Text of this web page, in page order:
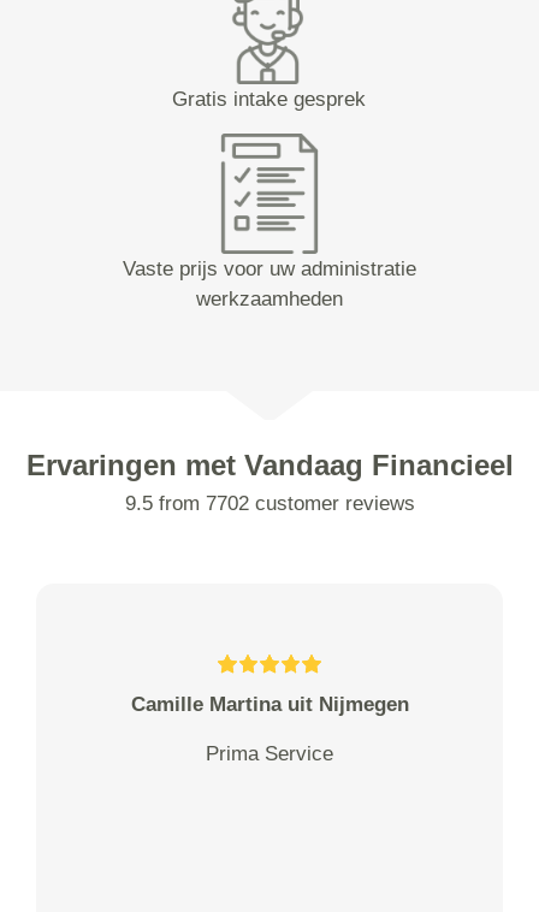
Gratis intake gesprek
Vaste prijs voor uw administratie
werkzaamheden
Ervaringen met Vandaag Financieel
9.5 from 7702 customer reviews
Camille Martina uit Nijmegen
Prima Service